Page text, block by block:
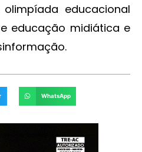
educacional
educação midiática e
WhatsApp